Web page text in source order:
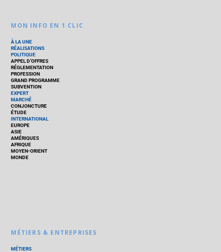
MON INFO EN 1 CLIC
À LA UNE
RÉALISATIONS
POLITIQUE
APPEL D’OFFRES
RÉGLEMENTATION
PROFESSION
GRAND PROGRAMME
SUBVENTION
EXPERT
MARCHÉ
CONJONCTURE
ÉTUDE
INTERNATIONAL
EUROPE
ASIE
AMÉRIQUES
AFRIQUE
MOYEN-ORIENT
MONDE
MÉTIERS & ENTREPRISES
MÉTIERS